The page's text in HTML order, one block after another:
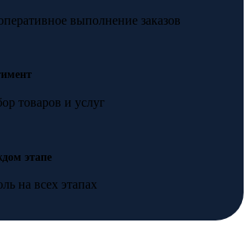
выполнение заказов
товаров и услуг
этапе
на всех этапах